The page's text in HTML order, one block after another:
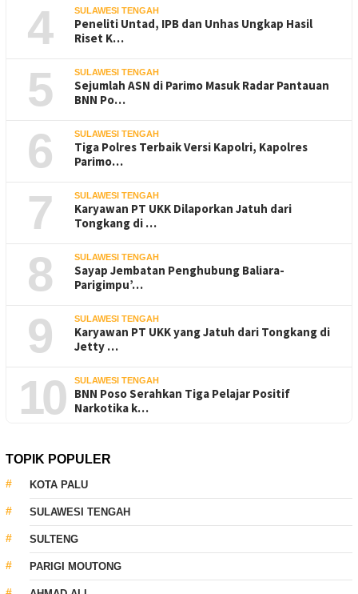
4 SULAWESI TENGAH
Peneliti Untad, IPB dan Unhas Ungkap Hasil
Riset K…
5 SULAWESI TENGAH
Sejumlah ASN di Parimo Masuk Radar Pantauan
BNN Po…
6 SULAWESI TENGAH
Tiga Polres Terbaik Versi Kapolri, Kapolres
Parimo…
7 SULAWESI TENGAH
Karyawan PT UKK Dilaporkan Jatuh dari
Tongkang di …
8 SULAWESI TENGAH
Sayap Jembatan Penghubung Baliara-
Parigimpu’…
9 SULAWESI TENGAH
Karyawan PT UKK yang Jatuh dari Tongkang di
Jetty …
10 SULAWESI TENGAH
BNN Poso Serahkan Tiga Pelajar Positif
Narkotika k…
TOPIK POPULER
KOTA PALU
SULAWESI TENGAH
SULTENG
PARIGI MOUTONG